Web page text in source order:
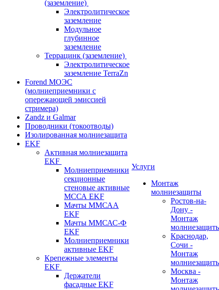
(заземление)
Электролитическое
заземление
Модульное
глубинное
заземление
Террацинк (заземление)
Электролитическое
заземление TerraZn
Forend МОЭС
(молниеприемники с
опережающей эмиссией
стримера)
Zandz и Galmar
Проводники (токоотводы)
Изолированная молниезащита
EKF
Активная молниезащита
EKF
Молниеприемники
секционные
стеновые активные
МССА EKF
Мачты ММСАА
EKF
Мачты ММСАС-Ф
EKF
Молниеприемники
активные EKF
Крепежные элементы
EKF
Держатели
фасадные EKF
Услуги
Монтаж
молниезащиты
Ростов-на-
Дону -
Монтаж
Краснодар,
Сочи -
Монтаж
Москва -
Монтаж